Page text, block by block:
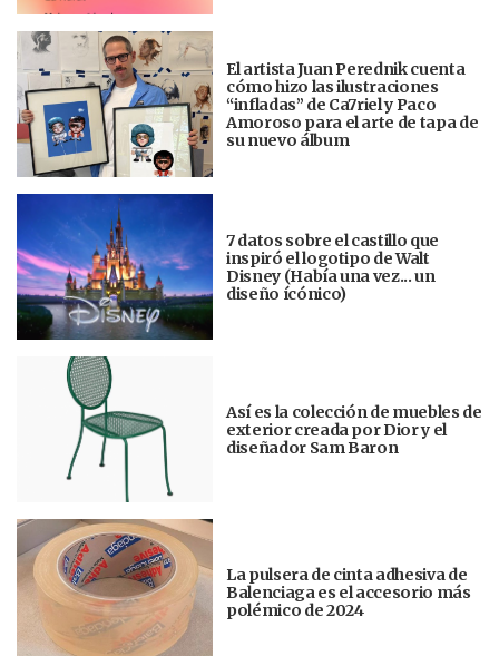
El artista Juan Perednik cuenta
cómo hizo las ilustraciones
“infladas” de Ca7riel y Paco
Amoroso para el arte de tapa de
su nuevo álbum
7 datos sobre el castillo que
inspiró el logotipo de Walt
Disney (Había una vez... un
diseño ícónico)
Así es la colección de muebles de
exterior creada por Dior y el
diseñador Sam Baron
La pulsera de cinta adhesiva de
Balenciaga es el accesorio más
polémico de 2024